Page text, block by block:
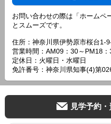
お問い合わせの際は「ホームペ
とスムーズです。
住所：神奈川県伊勢原市桜台1-
営業時間：AM09：30～PM18：
定休日：火曜日・水曜日
免許番号：神奈川県知事(4)第
見学予約